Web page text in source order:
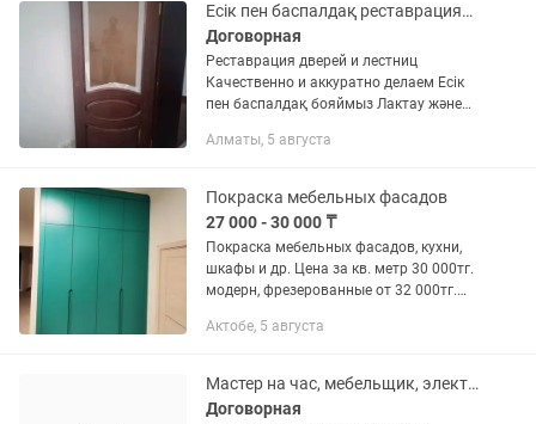
Есік пен баспалдақ реставрациясы Бояу және жөндеу
Договорная
Реставрация дверей и лестниц
Качественно и аккуратно делаем Есік
пен баспалдақ бояймыз Лактау және
Алматы, 5 августа
Покраска мебельных фасадов
27 000 - 30 000 ₸
Покраска мебельных фасадов, кухни,
шкафы и др. Цена за кв. метр 30 000тг.
модерн, фрезерованные от 32 000тг.
Покраска пластиковых окон изнутри от
Актобе, 5 августа
Мастер на час, мебельщик, электрик, сантехник
Договорная